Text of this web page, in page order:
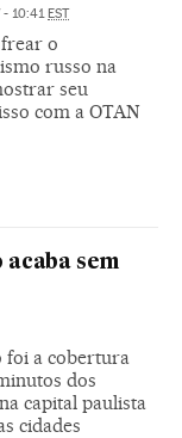
- 10:41EST
o
russo na
seu
com a OTAN
acaba sem
foi a cobertura
dos
capital paulista
cidades